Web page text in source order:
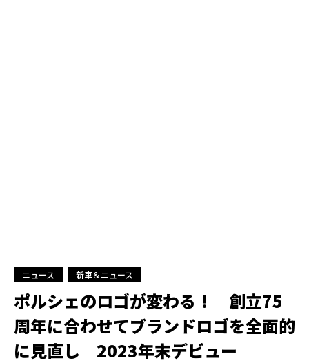
ニュース 新車＆ニュース
ポルシェのロゴが変わる！ 創立75
周年に合わせてブランドロゴを全面的
に見直し 2023年末デビュー